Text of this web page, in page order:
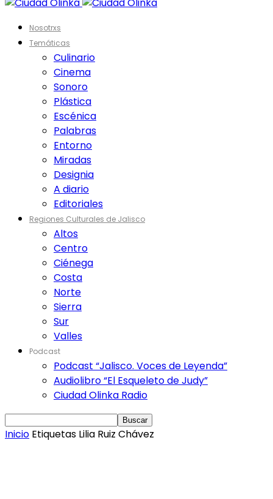
Nosotrxs
Temáticas
Culinario
Cinema
Sonoro
Plástica
Escénica
Palabras
Entorno
Miradas
Designia
A diario
Editoriales
Regiones Culturales de Jalisco
Altos
Centro
Ciénega
Costa
Norte
Sierra
Sur
Valles
Podcast
Podcast “Jalisco. Voces de Leyenda”
Audiolibro “El Esqueleto de Judy”
Ciudad Olinka Radio
Inicio Etiquetas Lilia Ruiz Chávez